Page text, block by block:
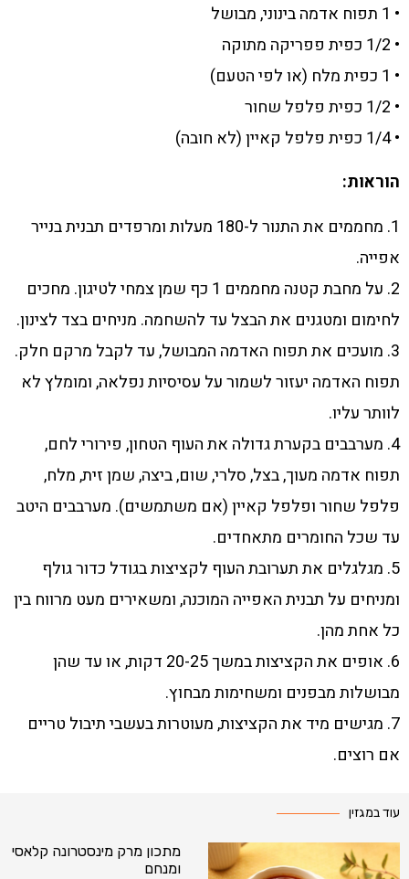
• 1 תפוח אדמה בינוני, מבושל
• 1/2 כפית פפריקה מתוקה
• 1 כפית מלח (או לפי הטעם)
• 1/2 כפית פלפל שחור
• 1/4 כפית פלפל קאיין (לא חובה)
הוראות:
1. מחממים את התנור ל-180 מעלות ומרפדים תבנית בנייר
אפייה.
2. על מחבת קטנה מחממים 1 כף שמן צמחי לטיגון. מחכים
לחימום ומטגנים את הבצל עד להשחמה. מניחים בצד לצינון.
3. מועכים את תפוח האדמה המבושל, עד לקבל מרקם חלק.
תפוח האדמה יעזור לשמור על עסיסיות נפלאה, ומומלץ לא
לוותר עליו.
4. מערבבים בקערת גדולה את העוף הטחון, פירורי לחם,
תפוח אדמה מעוך, בצל, סלרי, שום, ביצה, שמן זית, מלח,
פלפל שחור ופלפל קאיין (אם משתמשים). מערבבים היטב
עד שכל החומרים מתאחדים.
5. מגלגלים את תערובת העוף לקציצות בגודל כדור גולף
ומניחים על תבנית האפייה המוכנה, ומשאירים מעט מרווח בין
כל אחת מהן.
6. אופים את הקציצות במשך 20-25 דקות, או עד שהן
מבושלות מבפנים ומשחימות מבחוץ.
7. מגישים מיד את הקציצות, מעוטרות בעשבי תיבול טריים
אם רוצים.
עוד במגזין
מתכון מרק מינסטרונה קלאסי
ומנחם